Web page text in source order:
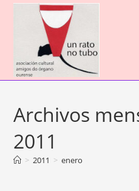
Archivos
2011
> 2011 > enero